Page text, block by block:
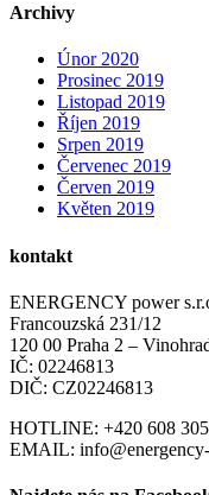
Archivy
Únor 2020
Prosinec 2019
Listopad 2019
Říjen 2019
Srpen 2019
Červenec 2019
Červen 2019
Květen 2019
kontakt
ENERGENCY power
Francouzská 231/12
120 00 Praha 2 –
IČ: 02246813
DIČ: CZ02246813
HOTLINE: +420 608
EMAIL: